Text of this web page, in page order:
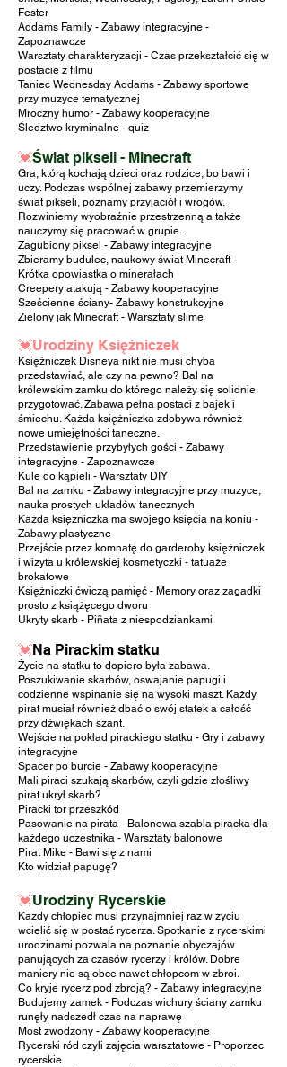
Fester
Addams Family - Zabawy integracyjne -
Zapoznawcze
Warsztaty charakteryzacji - Czas przekształcić się w
postacie z filmu
Taniec Wednesday Addams - Zabawy sportowe
przy muzyce tematycznej
Mroczny humor - Zabawy kooperacyjne
Śledztwo kryminalne - quiz
💓Świat pikseli - Minecraft
Gra, którą kochają dzieci oraz rodzice, bo bawi i
uczy. Podczas wspólnej zabawy przemierzymy
świat pikseli, poznamy przyjaciół i wrogów.
Rozwiniemy wyobraźnie przestrzenną a także
nauczymy się pracować w grupie.
Zagubiony piksel - Zabawy integracyjne
Zbieramy budulec, naukowy świat Minecraft -
Krótka opowiastka o minerałach
Creepery atakują - Zabawy kooperacyjne
Sześcienne ściany- Zabawy konstrukcyjne
Zielony jak Minecraft - Warsztaty slime
💓Urodziny Księżniczek
Księżniczek Disneya nikt nie musi chyba
przedstawiać, ale czy na pewno? Bal na
królewskim zamku do którego należy się solidnie
przygotować. Zabawa pełna postaci z bajek i
śmiechu. Każda księżniczka zdobywa również
nowe umiejętności taneczne.
Przedstawienie przybyłych gości - Zabawy
integracyjne - Zapoznawcze
Kule do kąpieli - Warsztaty DIY
Bal na zamku - Zabawy integracyjne przy muzyce,
nauka prostych układów tanecznych
Każda księżniczka ma swojego księcia na koniu -
Zabawy plastyczne
Przejście przez komnatę do garderoby księżniczek
i wizyta u królewskiej kosmetyczki - tatuaże
brokatowe
Księżniczki ćwiczą pamięć - Memory oraz zagadki
prosto z książęcego dworu
Ukryty skarb - Piñata z niespodziankami
💓Na Pirackim statku
Życie na statku to dopiero była zabawa.
Poszukiwanie skarbów, oswajanie papugi i
codzienne wspinanie się na wysoki maszt. Każdy
pirat musiał również dbać o swój statek a całość
przy dźwiękach szant.
Wejście na pokład pirackiego statku - Gry i zabawy
integracyjne
Spacer po burcie - Zabawy kooperacyjne
Mali piraci szukają skarbów, czyli gdzie złośliwy
pirat ukrył skarb?
Piracki tor przeszkód
Pasowanie na pirata - Balonowa szabla piracka dla
każdego uczestnika - Warsztaty balonowe
Pirat Mike - Bawi się z nami
Kto widział papugę?
💓Urodziny Rycerskie
Każdy chłopiec musi przynajmniej raz w życiu
wcielić się w postać rycerza. Spotkanie z rycerskimi
urodzinami pozwala na poznanie obyczajów
panujących za czasów rycerzy i królów. Dobre
maniery nie są obce nawet chłopcom w zbroi.
Co kryje rycerz pod zbroją? - Zabawy integracyjne
Budujemy zamek - Podczas wichury ściany zamku
runęły nadszedł czas na naprawę
Most zwodzony - Zabawy kooperacyjne
Rycerski ród czyli zajęcia warsztatowe - Proporzec
rycerskie